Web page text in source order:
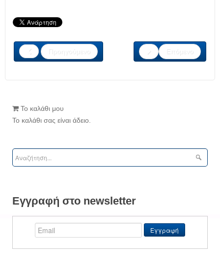
Προηγούμενο Επόμενο
Το καλάθι μου
Το καλάθι σας είναι άδειο.
Εγγραφή στο newsletter